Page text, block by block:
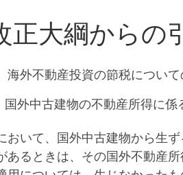
正大綱からの
外不動産投資の節税について
外中古建物の不動産所得に係
おいて、国外中古建物から
あるときは、その国外不動産